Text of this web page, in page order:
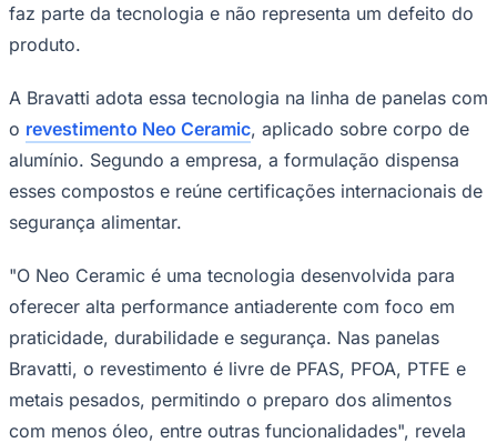
Santos
faz parte da tecnologia e não representa um defeito do
produto.
A Bravatti adota essa tecnologia na linha de panelas com
o revestimento Neo Ceramic, aplicado sobre corpo de
alumínio. Segundo a empresa, a formulação dispensa
esses compostos e reúne certificações internacionais de
segurança alimentar.
"O Neo Ceramic é uma tecnologia desenvolvida para
oferecer alta performance antiaderente com foco em
praticidade, durabilidade e segurança. Nas panelas
Bravatti, o revestimento é livre de PFAS, PFOA, PTFE e
metais pesados, permitindo o preparo dos alimentos
com menos óleo, entre outras funcionalidades", revela